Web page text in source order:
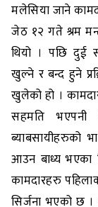
मलेसिया जाने
जेठ १२ गते श्रम
थियो । पछि दुई
खुल्ने र बन्द हुने
खुलेको हो ।
सहमति भएपनी
ब्याबसायीहरुको
आउन बाध्य भएका
कामदारहरु
सिर्जना भएको छ